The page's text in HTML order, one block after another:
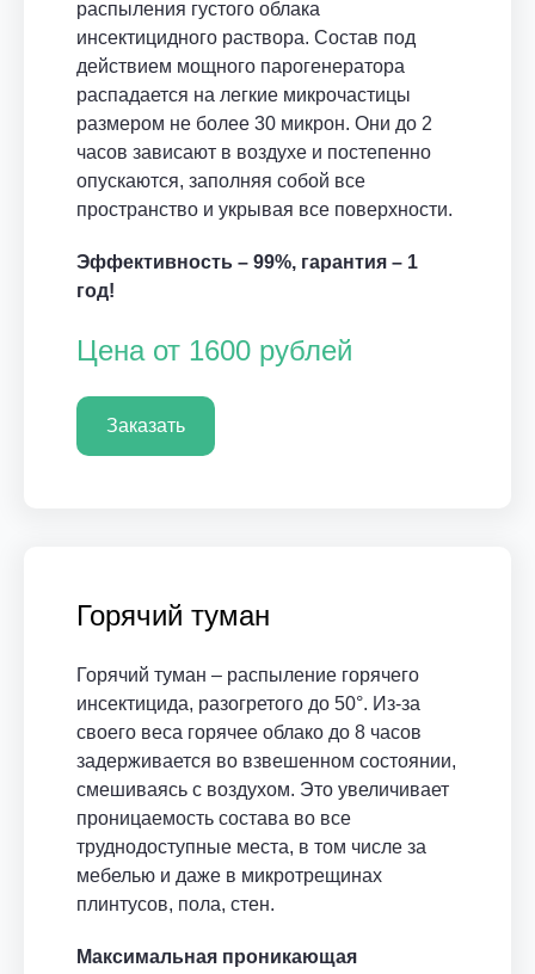
распыления густого облака
инсектицидного раствора. Состав под
действием мощного парогенератора
распадается на легкие микрочастицы
размером не более 30 микрон. Они до 2
часов зависают в воздухе и постепенно
опускаются, заполняя собой все
пространство и укрывая все поверхности.
Эффективность – 99%, гарантия – 1
год!
Цена от 1600 рублей
Заказать
Горячий туман
Горячий туман – распыление горячего
инсектицида, разогретого до 50°. Из-за
своего веса горячее облако до 8 часов
задерживается во взвешенном состоянии,
смешиваясь с воздухом. Это увеличивает
проницаемость состава во все
труднодоступные места, в том числе за
мебелью и даже в микротрещинах
плинтусов, пола, стен.
Максимальная проникающая